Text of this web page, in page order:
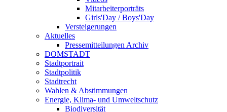
Mitarbeiterporträts
Girls'Day / Boys'Day
Versteigerungen
Aktuelles
Pressemitteilungen Archiv
DOMSTADT
Stadtportrait
Stadtpolitik
Stadtrecht
Wahlen & Abstimmungen
Energie, Klima- und Umweltschutz
Biodiversität